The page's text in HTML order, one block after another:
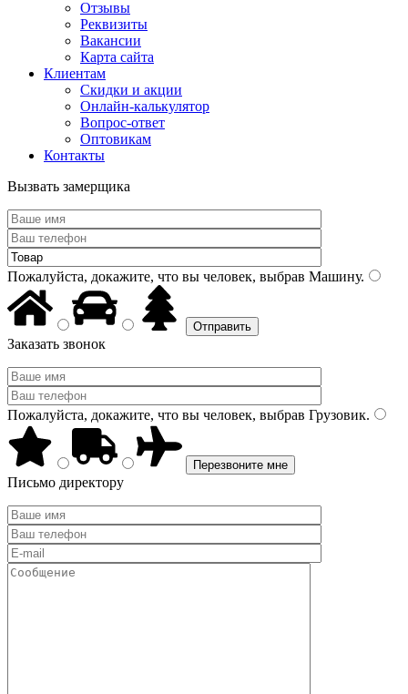
Отзывы
Реквизиты
Вакансии
Карта сайта
Клиентам
Скидки и акции
Онлайн-калькулятор
Вопрос-ответ
Оптовикам
Контакты
Вызвать замерщика
Пожалуйста, докажите, что вы человек, выбрав Машину.
Заказать звонок
Пожалуйста, докажите, что вы человек, выбрав Грузовик.
Письмо директору